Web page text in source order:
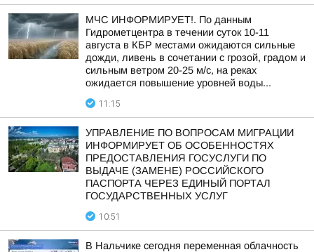
МЧС ИНФОРМИРУЕТ!. По данным
Гидрометцентра в течении суток 10-11
августа в КБР местами ожидаются сильные
дожди, ливень в сочетании с грозой, градом и
сильным ветром 20-25 м/с, на реках
ожидается повышение уровней воды...
11:15
УПРАВЛЕНИЕ ПО ВОПРОСАМ МИГРАЦИИ
ИНФОРМИРУЕТ ОБ ОСОБЕННОСТЯХ
ПРЕДОСТАВЛЕНИЯ ГОСУСЛУГИ ПО
ВЫДАЧЕ (ЗАМЕНЕ) РОССИЙСКОГО
ПАСПОРТА ЧЕРЕЗ ЕДИНЫЙ ПОРТАЛ
ГОСУДАРСТВЕННЫХ УСЛУГ
10:51
В Нальчике сегодня переменная облачность